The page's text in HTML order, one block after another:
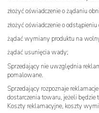
złożyć oświadczenie o żądaniu
złożyć oświadczenie o
żądać wymiany produktu na
żądać usunięcia wady;
Sprzedający nie uwzględnia
pomalowane.
Sprzedający rozpoznaje
dostarczenia towaru, jeżeli będzie
Koszty reklamacyjne, koszty